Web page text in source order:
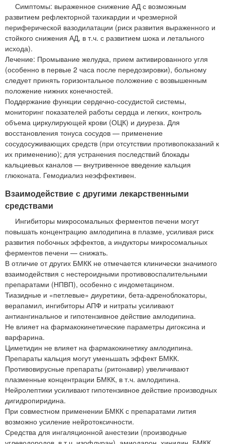
Симптомы: выраженное снижение АД с возможным
развитием рефлекторной тахикардии и чрезмерной
периферической вазодилатации (риск развития выраженного и
стойкого снижения АД, в т.ч. с развитием шока и летального
исхода).
Лечение: Промывание желудка, прием активированного угля
(особенно в первые 2 часа после передозировки), больному
следует принять горизонтальное положение с возвышенным
положение нижних конечностей.
Поддержание функции сердечно-сосудистой системы,
мониторинг показателей работы сердца и легких, контроль
объема циркулирующей крови (ОЦК) и диуреза. Для
восстановления тонуса сосудов — применение
сосудосуживающих средств (при отсутствии противопоказаний к
их применению); для устранения последствий блокады
кальциевых каналов — внутривенное введение кальция
глюконата. Гемодиализ неэффективен.
Взаимодействие с другими лекарственными
средствами
Ингибиторы микросомальных ферментов печени могут
повышать концентрацию амлодипина в плазме, усиливая риск
развития побочных эффектов, а индукторы микросомальных
ферментов печени — снижать.
В отличие от других БМКК не отмечается клинически значимого
взаимодействия с нестероидными противовоспалительными
препаратами (НПВП), особенно с индометацином.
Тиазидные и «петлевые» диуретики, бета-адреноблокаторы,
верапамил, ингибиторы АПФ и нитраты усиливают
антиангинальное и гипотензивное действие амлодипина.
Не влияет на фармакокинетические параметры дигоксина и
варфарина.
Циметидин не влияет на фармакокинетику амлодипина.
Препараты кальция могут уменьшать эффект БМКК.
Противовирусные препараты (ритонавир) увеличивают
плазменные концентрации БМКК, в т.ч. амлодипина.
Нейролептики усиливают гипотензивное действие производных
дигидропиридина.
При совместном применении БМКК с препаратами лития
возможно усиление нейротоксичности.
Средства для ингаляционной анестезии (производные